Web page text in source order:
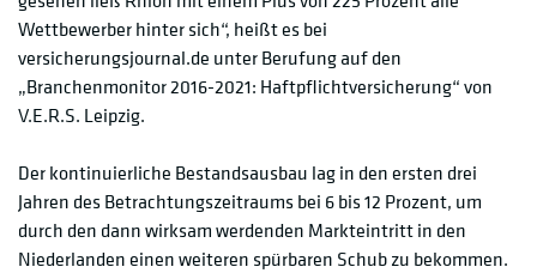
Wettbewerber hinter sich“, heißt es bei
versicherungsjournal.de unter Berufung auf den
„Branchenmonitor 2016-2021: Haftpflichtversicherung“ von
V.E.R.S. Leipzig.
Der kontinuierliche Bestandsausbau lag in den ersten drei
Jahren des Betrachtungszeitraums bei 6 bis 12 Prozent, um
durch den dann wirksam werdenden Markteintritt in den
Niederlanden einen weiteren spürbaren Schub zu bekommen.